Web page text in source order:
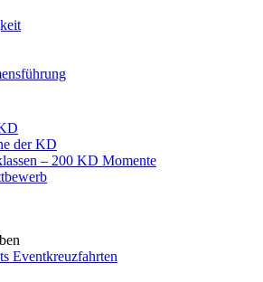
der KD
– 200 KD Momente
Eventkreuzfahrten